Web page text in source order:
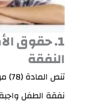
1. حقوق
النفقة
نفقة الطفل